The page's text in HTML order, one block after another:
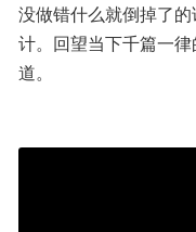
没做错什么就倒掉了
计。回望当下千篇一
道。